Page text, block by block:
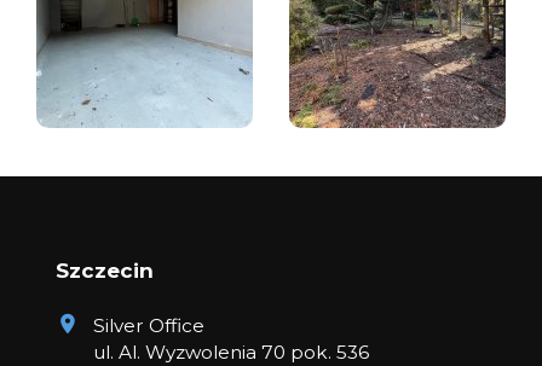
Szczecin
Silver Office
ul. Al. Wyzwolenia 70 pok. 536